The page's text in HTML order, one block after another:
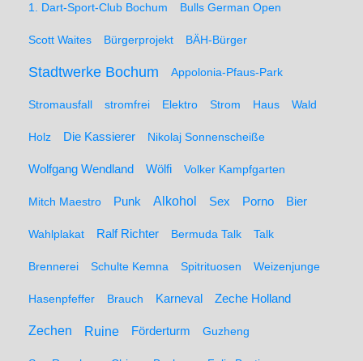
1. Dart-Sport-Club Bochum Bulls German Open
Scott Waites Bürgerprojekt BÄH-Bürger
Stadtwerke Bochum Appolonia-Pfaus-Park
Stromausfall stromfrei Elektro Strom Haus Wald
Holz Die Kassierer Nikolaj Sonnenscheiße
Wolfgang Wendland Wölfi Volker Kampfgarten
Mitch Maestro Punk Alkohol Sex Porno Bier
Wahlplakat Ralf Richter Bermuda Talk Talk
Brennerei Schulte Kemna Spitrituosen Weizenjunge
Hasenpfeffer Brauch Karneval Zeche Holland
Zechen Ruine Förderturm Guzheng